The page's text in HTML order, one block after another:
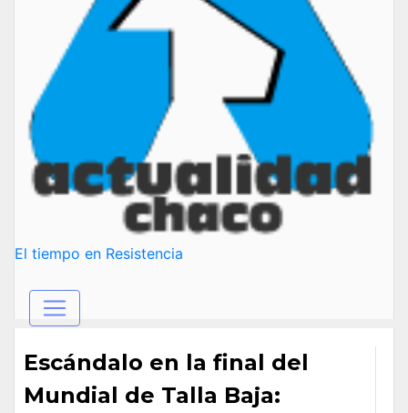
El tiempo en Resistencia
Escándalo en la final del
Mundial de Talla Baja: